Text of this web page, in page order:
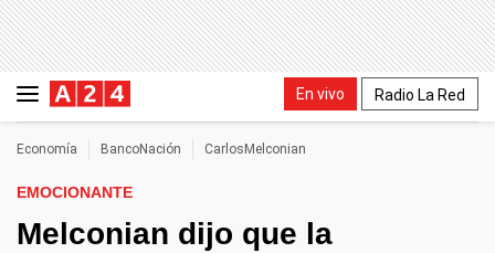
En vivo Radio La Red
Economía BancoNación CarlosMelconian
EMOCIONANTE
Melconian dijo que la